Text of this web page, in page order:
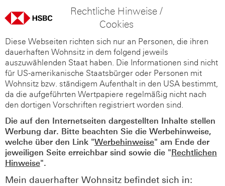
Rechtliche Hinweise /
Cookies
Diese Webseiten richten sich nur an Personen, die ihren
dauerhaften Wohnsitz in dem folgend jeweils
auszuwählenden Staat haben. Die Informationen sind nicht
für US-amerikanische Staatsbürger oder Personen mit
Wohnsitz bzw. ständigem Aufenthalt in den USA bestimmt,
da die aufgeführten Wertpapiere regelmäßig nicht nach
den dortigen Vorschriften registriert worden sind.
Die auf den Internetseiten dargestellten Inhalte stellen
Werbung dar. Bitte beachten Sie die Werbehinweise,
welche über den Link "Werbehinweise" am Ende der
jeweiligen Seite erreichbar sind sowie die "Rechtlichen
Hinweise".
Mein dauerhafter Wohnsitz befindet sich in: